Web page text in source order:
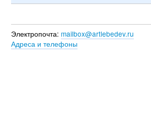
Электропочта: mailbox@artlebedev.ru
Адреса и телефоны